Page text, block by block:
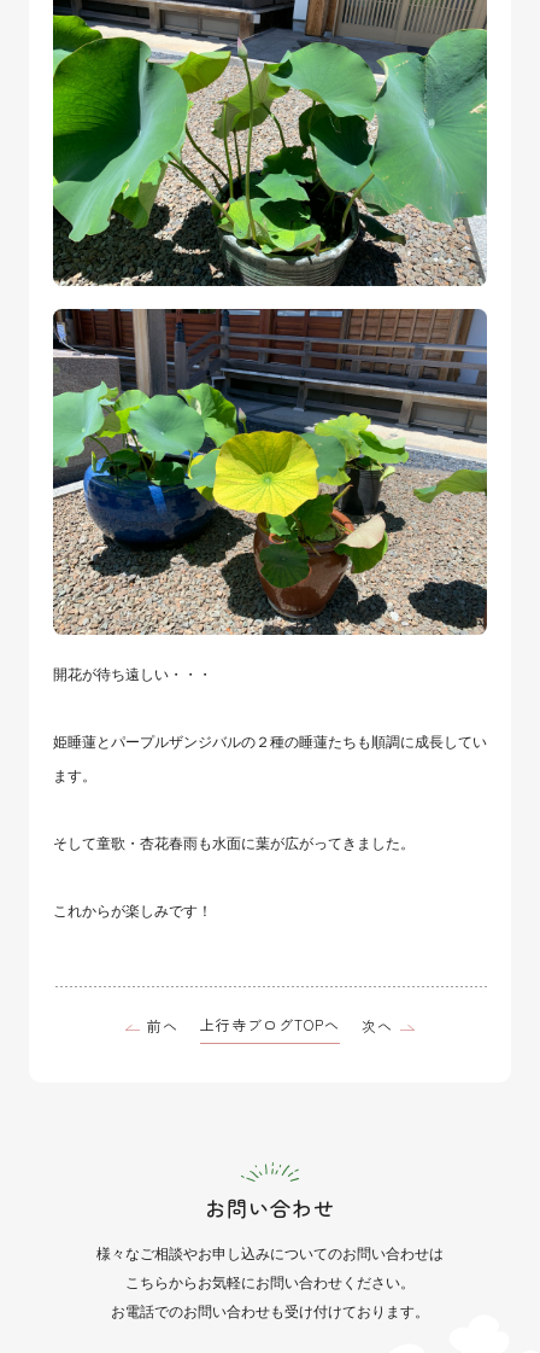
開花が待ち遠しい・・・
姫睡蓮とパープルザンジバルの２種の睡蓮たちも順調に成長してい
ます。
そして童歌・杏花春雨も水面に葉が広がってきました。
これからが楽しみです！
前へ 上行寺ブログTOPへ 次へ
お問い合わせ
様々なご相談やお申し込みについてのお問い合わせは
こちらからお気軽にお問い合わせください。
お電話でのお問い合わせも受け付けております。